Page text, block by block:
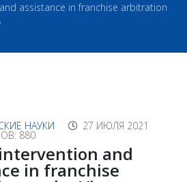
assistance in franchise arbitration
НАУКИ 27 ИЮЛЯ 2021
880
and
in franchise